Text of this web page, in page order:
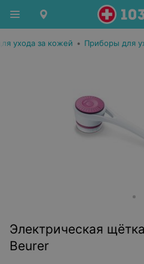
ухода за кожей • Приборы для
Электрическая
Beurer